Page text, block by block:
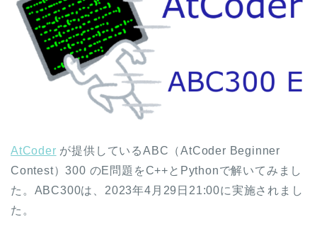
AtCoder が提供しているABC（AtCoder Beginner
Contest）300 のE問題をC++とPythonで解いてみまし
た。ABC300は、2023年4月29日21:00に実施されまし
た。